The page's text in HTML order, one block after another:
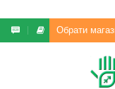
Обрати